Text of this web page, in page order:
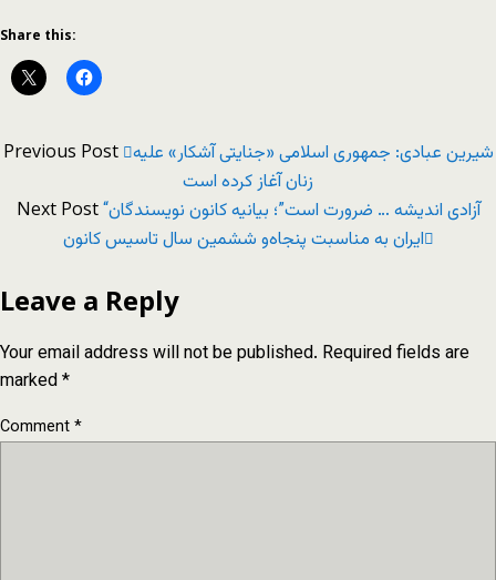
Share this:
Previous Post شیرین عبادی:‌ جمهوری اسلامی «جنایتی آشکار» علیه
زنان آغاز کرده است
Next Post“آزادی اندیشه … ضرورت است”؛ بیانیه کانون نویسندگان
ایران به مناسبت پنجاه‌و ششمین سال تاسیس کانون
Leave a Reply
Your email address will not be published. Required fields are
marked*
Comment*